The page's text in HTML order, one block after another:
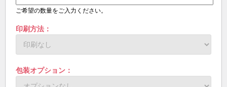
ご希望の数量をご入力ください。
印刷方法：
包装オプション：